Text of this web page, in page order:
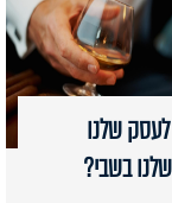
שלנו
בשבי?